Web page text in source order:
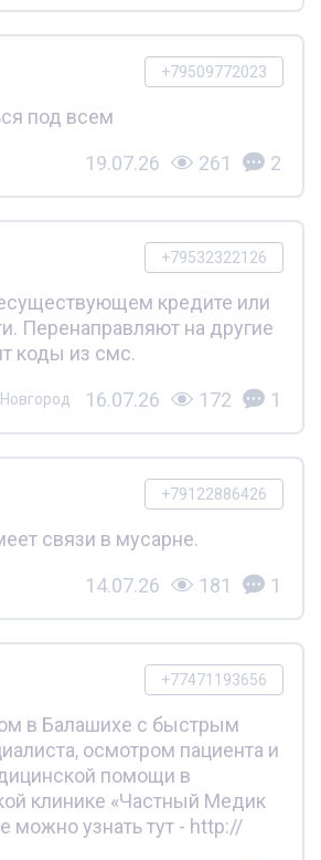
+79509772023
под всем
19.07.26 261 2
+79532322126
кредите или
Перенаправляют на другие
коды из смс.
16.07.26 172 1
+79122886426
связи в мусарне.
14.07.26 181 1
+77471193656
в Балашихе с быстрым
осмотром пациента и
помощи в
клинике «Частный Медик
можно узнать тут - http://